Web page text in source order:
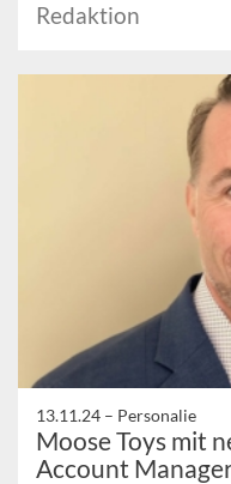
Redaktion
13.11.24 – Personalie
Moose Toys mit
Account